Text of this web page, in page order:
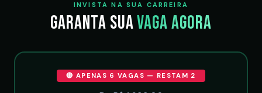
INVISTA NA SUA CARREIRA
Garanta suavaga agora
🔴 APENAS 6 VAGAS — RESTAM 2